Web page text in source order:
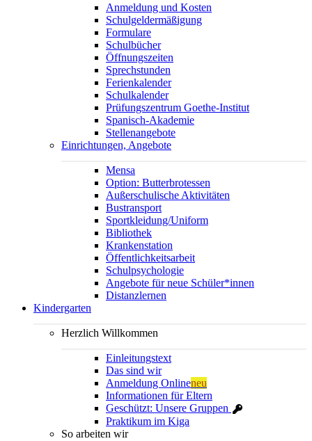
Anmeldung und Kosten
Schulgeldermäßigung
Formulare
Schulbücher
Öffnungszeiten
Sprechstunden
Ferienkalender
Schulkalender
Prüfungszentrum Goethe-Institut
Spanisch-Akademie
Stellenangebote
Einrichtungen, Angebote
Mensa
Option: Butterbrotessen
Außerschulische Aktivitäten
Bustransport
Sportkleidung/Uniform
Bibliothek
Krankenstation
Öffentlichkeitsarbeit
Schulpsychologie
Angebote für neue Schüler*innen
Distanzlernen
Kindergarten
Herzlich Willkommen
Einleitungstext
Das sind wir
Anmeldung Onlineneu
Informationen für Eltern
Geschützt: Unsere Gruppen
Praktikum im Kiga
So arbeiten wir